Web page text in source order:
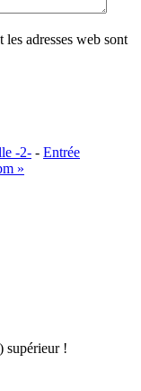
adresses web sont
-2- - Entrée
»
supérieur !